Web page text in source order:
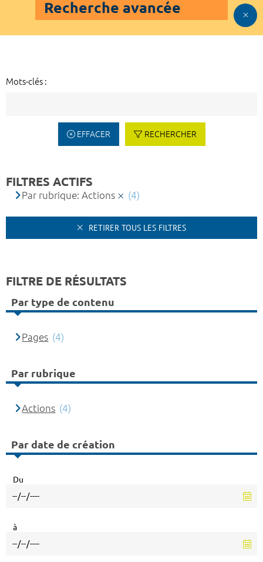
Recherche avancée
Mots-clés :
EFFACER RECHERCHER
FILTRES ACTIFS
Par rubrique: Actions (4)
RETIRER TOUS LES FILTRES
FILTRE DE RÉSULTATS
Par type de contenu
Pages (4)
Par rubrique
Actions (4)
Par date de création
Du
à